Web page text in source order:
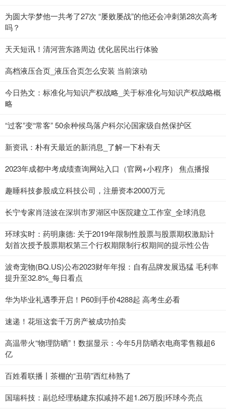
为圆大学梦他一共考了27次 “屡败屡战”的他还会冲刺第28次高考
吗？
天天短讯！清河营东路周边 优化居民出行体验
高档液压合页_液压合页怎么安装 当前滚动
今日热文：标准化与知识产权战略_关于标准化与知识产权战略概
略
“过客”变“常客” 50余种候鸟落户科尔沁国家级自然保护区
新资讯：朴有天最近的新消息_了解一下朴有天
2023年成都中考成绩查询网站入口（官网+小程序） 焦点播报
趣睡科技参股成立科技公司，注册资本2000万元
长宁专家肖涟波在深圳市罗湖区中医院建立工作室_全球消息
环球实时：药明康德: 关于2019年限制性股票与股票期权激励计
划首次授予股票期权第三个行权期限制行权期间的提示性公告
波奇宠物(BQ.US)公布2023财年年报：自有品牌发展迅猛 毛利率
提升至32.8%_每日看点
华为毕业礼遇季开启！P60到手价4288起 高考生必看
速递！花垣这套千万房产被成功拍卖
高温带火“物理防晒”！数据显示：今年5月防晒衣电商零售额超6
亿
百姓看联播丨茶棚的“丑萌”西红柿熟了
国瑞科技：副总经理杨建东拟减持不超1.26万股|环球今亮点